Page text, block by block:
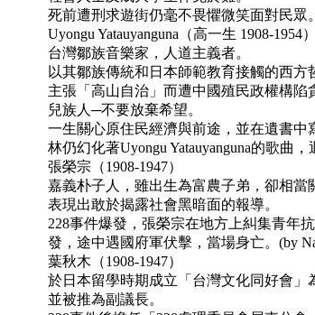
死前遭刑求遊街仍毫不畏懼微笑面對民眾
Uyongu Yatauyanguna（高一生 1908-1954）
台灣鄒族音樂家，人道主義者。
以其鄒族傳統和日本師範教育接觸的西
主張「高山自治」而遭中國殖民政權構
兒族人─不要放棄希望。
一生關心原住民經濟與前途，並在遺書
林仍幻化著Uyongu Yatauyanguna的歌曲
張榮宗（1908-1947）
嘉義朴子人，雖出生為富農子弟，卻相
表現出敢於揭露社會黑暗面的報導。
228事件爆發，張榮宗在地方上糾集青年
發，途中遇國府軍伏擊，當場身亡。(by
葉秋木（1908-1947）
於日本留學時期成立「台灣文化同好會」
並被推為副議長。